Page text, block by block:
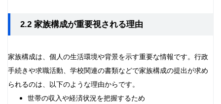
レンジし、あなたの可能性を最大限に引き出しま
しょう。
2.2 家族構成が重要視される理由
家族構成は、個人の生活環境や背景を示す重要な情報です。行政
手続きや求職活動、学校関連の書類などで家族構成の提出が求め
られるのは、以下のような理由からです。
世帯の収入や経済状況を把握するため